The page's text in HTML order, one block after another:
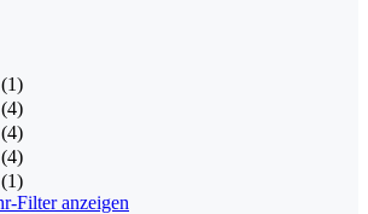
(1)
(4)
(4)
(4)
(1)
Filter anzeigen